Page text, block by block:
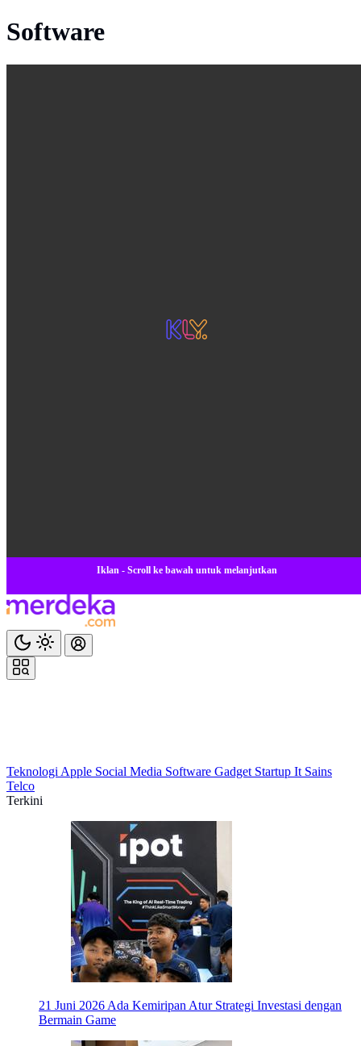
Software
Iklan - Scroll ke bawah untuk melanjutkan
Teknologi Apple Social Media Software Gadget Startup It Sains
Telco
Terkini
21 Juni 2026 Ada Kemiripan Atur Strategi Investasi dengan
Bermain Game